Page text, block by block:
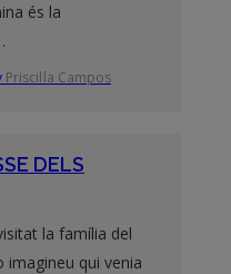
és la
Priscil·la Campos
DELS
la família del
imagineu qui venia